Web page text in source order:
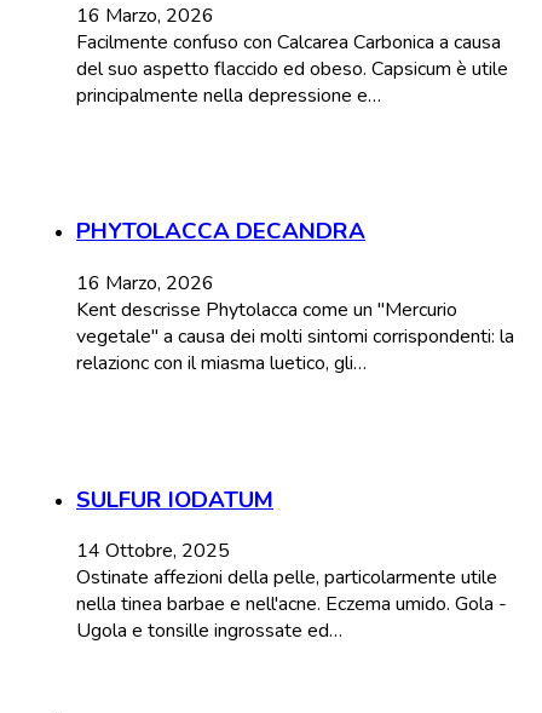
16 Marzo, 2026
Facilmente confuso con Calcarea Carbonica a causa
del suo aspetto flaccido ed obeso. Capsicum è utile
principalmente nella depressione e…
PHYTOLACCA DECANDRA
16 Marzo, 2026
Kent descrisse Phytolacca come un "Mercurio
vegetale" a causa dei molti sintomi corrispondenti: la
relazionc con il miasma luetico, gli…
SULFUR IODATUM
14 Ottobre, 2025
Ostinate affezioni della pelle, particolarmente utile
nella tinea barbae e nell'acne. Eczema umido. Gola -
Ugola e tonsille ingrossate ed…